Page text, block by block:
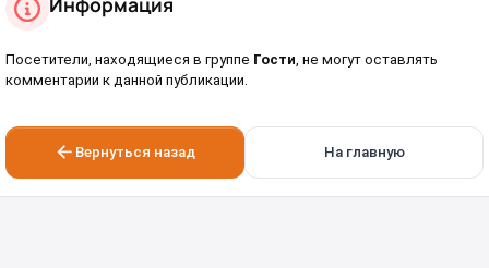
Посетители, находящиеся в группе Гости , не могут оставлять
комментарии к данной публикации.
Вернуться назад На главную